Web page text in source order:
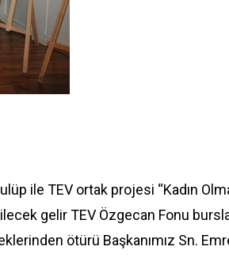
ile TEV ortak projesi “Kadın
gelir TEV Özgecan Fonu
ötürü Başkanımız Sn.